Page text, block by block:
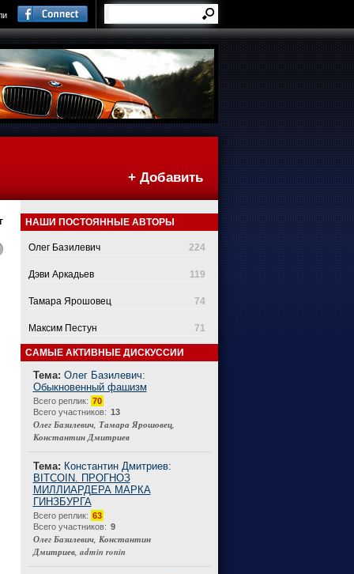
Connect
+ Добавить
НАШИ ПОСТОЯННЫЕ АВТОРЫ
Олег Базилевич 224
Дэви Аркадьев 119
Тамара Ярошовец 74
Максим Пестун 71
САМЫЕ АКТИВНЫЕ ДИСКУССИИ
Тема: Олег Базилевич:
Обыкновенный фашизм
Всего реплик: 70
Всего участников: 13
Олег Базилевич, Тамара Ярошовец,
Константин Дмитриев
Тема: Константин Дмитриев:
BITCOIN. ПРОГНОЗ
МИЛЛИАРДЕРА МАРКА
ГИНЗБУРГА
Всего реплик: 63
Всего участников: 9
Олег Базилевич, Константин
Дмитриев, admin ronin